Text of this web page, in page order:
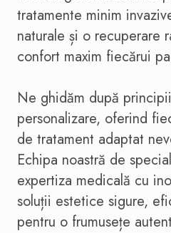
tratamente minim
naturale și o recuperare
confort maxim fiecărui
Ne ghidăm după
personalizare, oferind
de tratament adaptat
Echipa noastră de
expertiza medicală cu
soluții estetice sigure,
pentru o frumusețe